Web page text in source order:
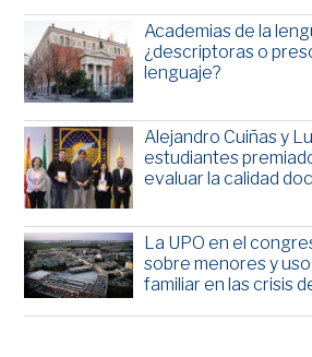
Academias de la
¿descriptoras o
lenguaje?
Alejandro Cuiñas y
estudiantes
evaluar la calidad
La UPO en el
sobre menores y
familiar en las crisis